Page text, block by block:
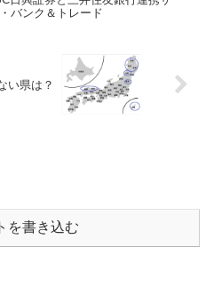
バンク＆トレード
い県は？
を書き込む